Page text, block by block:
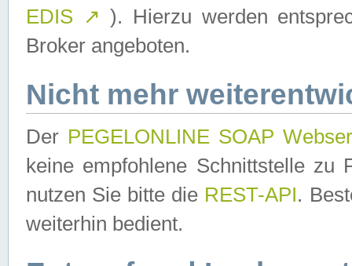
EDIS ↗ ). Hierzu werden
Broker angeboten.
Nicht mehr
Der PEGELONLINE SOAP
keine empfohlene Schnittstelle zu
nutzen Sie bitte die REST-API.
weiterhin bedient.